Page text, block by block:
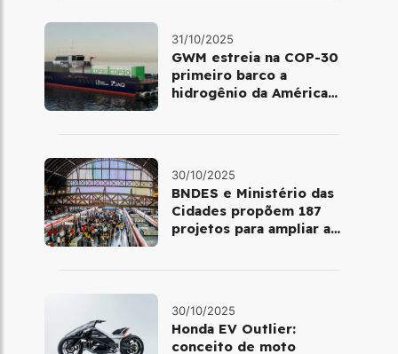
31/10/2025
GWM estreia na COP-30
primeiro barco a
hidrogênio da América
30/10/2025
BNDES e Ministério das
Cidades propõem 187
projetos para ampliar a
30/10/2025
Honda EV Outlier:
conceito de moto